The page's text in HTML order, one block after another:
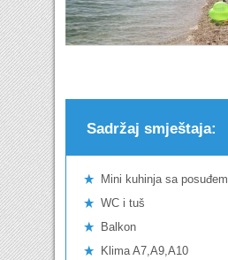
Sadržaj smještaja:
Mini kuhinja sa posuđem
WC i tuš
Balkon
Klima A7,A9,A10